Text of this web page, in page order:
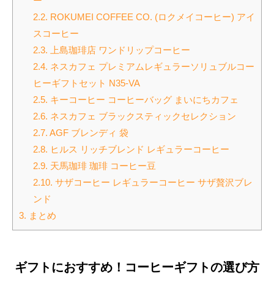
2.2. ROKUMEI COFFEE CO. (ロクメイコーヒー) アイ
スコーヒー
2.3. 上島珈琲店 ワンドリップコーヒー
2.4. ネスカフェ プレミアムレギュラーソリュブルコー
ヒーギフトセット N35-VA
2.5. キーコーヒー コーヒーバッグ まいにちカフェ
2.6. ネスカフェ ブラックスティックセレクション
2.7. AGF ブレンディ 袋
2.8. ヒルス リッチブレンド レギュラーコーヒー
2.9. 天馬珈琲 珈琲 コーヒー豆
2.10. サザコーヒー レギュラーコーヒー サザ贅沢ブレ
ンド
3. まとめ
ギフトにおすすめ！コーヒーギフトの選び方